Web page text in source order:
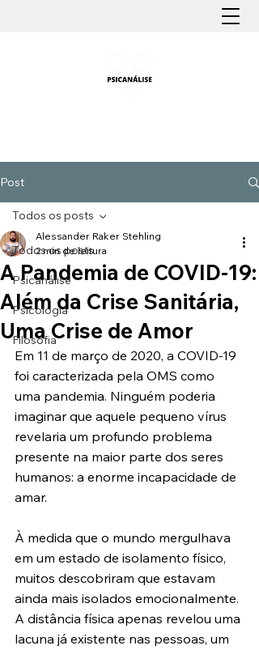
Post
Todos os posts
Psicanálise
Psicologia
Filosofia
Todos os posts
A Pandemia de COVID-19:
Além da Crise Sanitária,
Uma Crise de Amor
Alessander Raker Stehling
2 min de leitura
Em 11 de março de 2020, a COVID-19
foi caracterizada pela OMS como
uma pandemia. Ninguém poderia
imaginar que aquele pequeno vírus
revelaria um profundo problema
presente na maior parte dos seres
humanos: a enorme incapacidade de
amar.
À medida que o mundo mergulhava
em um estado de isolamento físico,
muitos descobriram que estavam
ainda mais isolados emocionalmente.
A distância física apenas revelou uma
lacuna já existente nas pessoas, um